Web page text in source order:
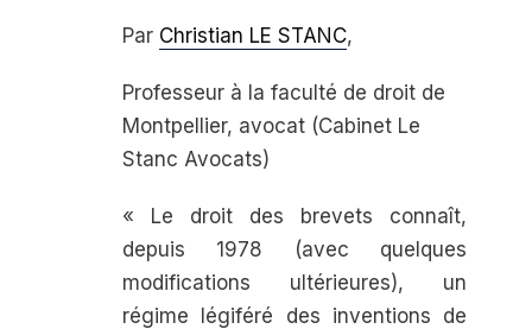
Par Christian LE STANC,
Professeur à la faculté de droit de
Montpellier, avocat (Cabinet Le
Stanc Avocats)
« Le droit des brevets connaît,
depuis 1978 (avec quelques
modifications ultérieures), un
régime légiféré des inventions de